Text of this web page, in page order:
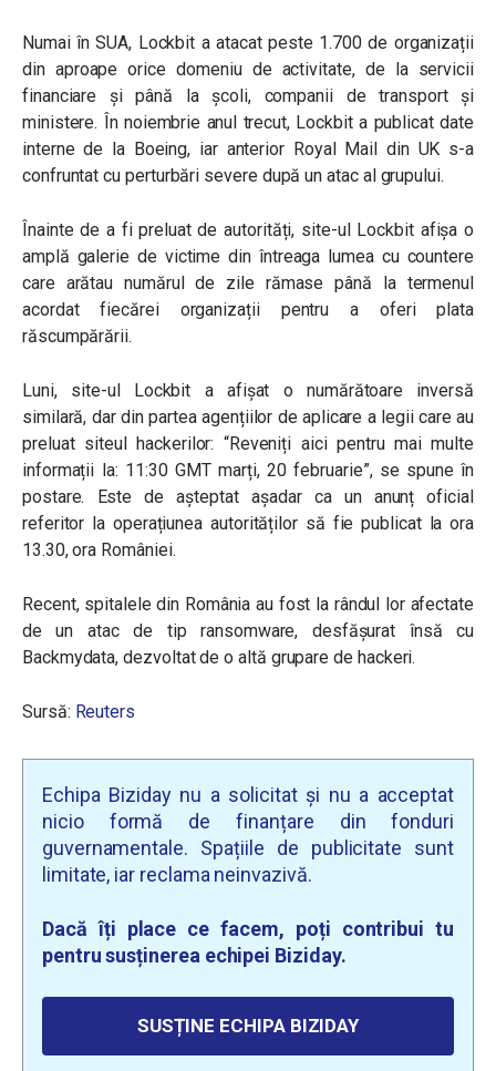
Numai în SUA, Lockbit a atacat peste 1.700 de organizații
din aproape orice domeniu de activitate, de la servicii
financiare și până la școli, companii de transport și
ministere. În noiembrie anul trecut, Lockbit a publicat date
interne de la Boeing, iar anterior Royal Mail din UK s-a
confruntat cu perturbări severe după un atac al grupului.
Înainte de a fi preluat de autorități, site-ul Lockbit afișa o
amplă galerie de victime din întreaga lumea cu countere
care arătau numărul de zile rămase până la termenul
acordat fiecărei organizații pentru a oferi plata
răscumpărării.
Luni, site-ul Lockbit a afișat o numărătoare inversă
similară, dar din partea agențiilor de aplicare a legii care au
preluat siteul hackerilor: “Reveniți aici pentru mai multe
informații la: 11:30 GMT marți, 20 februarie”, se spune în
postare. Este de așteptat așadar ca un anunț oficial
referitor la operațiunea autorităților să fie publicat la ora
13.30, ora României.
Recent, spitalele din România au fost la rândul lor afectate
de un atac de tip ransomware, desfășurat însă cu
Backmydata, dezvoltat de o altă grupare de hackeri.
Sursă: Reuters
Echipa Biziday nu a solicitat și nu a acceptat
nicio formă de finanțare din fonduri
guvernamentale. Spațiile de publicitate sunt
limitate, iar reclama neinvazivă.
Dacă îți place ce facem, poți contribui tu
pentru susținerea echipei Biziday.
SUSȚINE ECHIPA BIZIDAY